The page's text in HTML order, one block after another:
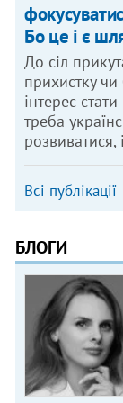
Бо це і є
До сіл
прихистку
інтерес
треба
розвиватися,
Всі публікації
БЛОГИ